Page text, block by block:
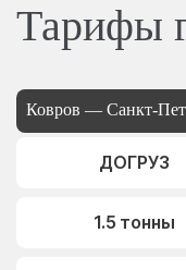
Тарифы
Ковров — Санкт-
ДОГРУЗ
1.5 тонны